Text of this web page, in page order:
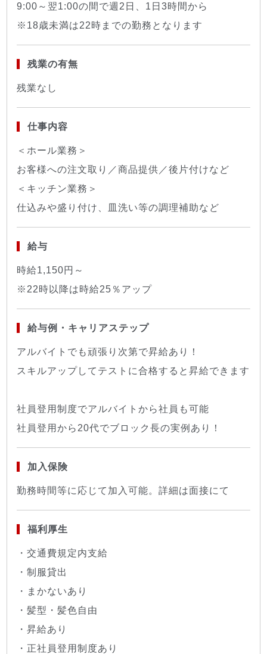
9:00～翌1:00の間で週2日、1日3時間から
※18歳未満は22時までの勤務となります
残業の有無
残業なし
仕事内容
＜ホール業務＞
お客様への注文取り／商品提供／後片付けなど
＜キッチン業務＞
仕込みや盛り付け、皿洗い等の調理補助など
給与
時給1,150円～
※22時以降は時給25％アップ
給与例・キャリアステップ
アルバイトでも頑張り次第で昇給あり！
スキルアップしてテストに合格すると昇給できます
社員登用制度でアルバイトから社員も可能
社員登用から20代でブロック長の実例あり！
加入保険
勤務時間等に応じて加入可能。詳細は面接にて
福利厚生
・交通費規定内支給
・制服貸出
・まかないあり
・髪型・髪色自由
・昇給あり
・正社員登用制度あり